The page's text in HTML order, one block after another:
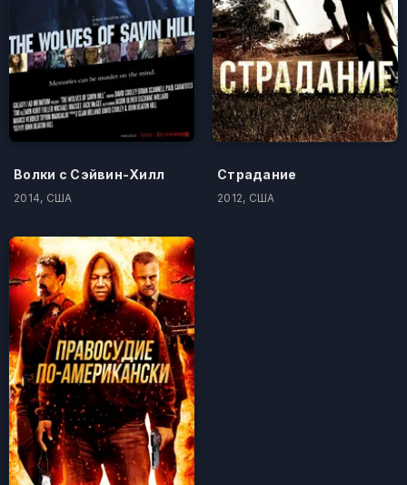
Волки с Сэйвин-Хилл
2014, США
Страдание
2012, США